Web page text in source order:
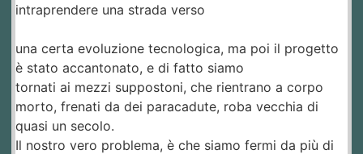
intraprendere una strada verso
una certa evoluzione tecnologica, ma poi il progetto
è stato accantonato, e di fatto siamo
tornati ai mezzi suppostoni, che rientrano a corpo
morto, frenati da dei paracadute, roba vecchia di
quasi un secolo.
Il nostro vero problema, è che siamo fermi da più di